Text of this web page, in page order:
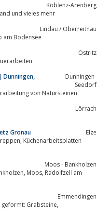
Koblenz-Arenberg
Meisterhand und vieles mehr
Lindau / Oberreitnau
Straub am Bodensee
Ostritz
Skulpturen, Denkmalpflege, Bildhauerarbeiten
Dunningen,
Dunningen-
Seedorf
von Natursteinen.
Lörrach
Gronau
Elze
Moos - Bankholzen
am
Emmendingen
Grabsteine,